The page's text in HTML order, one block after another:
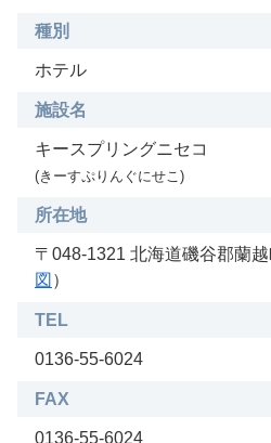
種別
ホテル
施設名
キースプリングニセコ
(きーすぷりんぐにせこ)
所在地
〒048-1321 北海道磯谷郡蘭
図 ）
TEL
0136-55-6024
FAX
0136-55-6024